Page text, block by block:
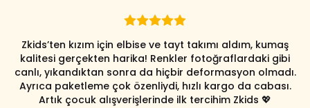
Zkids’ten kızım için elbise ve tayt takımı aldım, kumaş
kalitesi gerçekten harika! Renkler fotoğraflardaki gibi
canlı, yıkandıktan sonra da hiçbir deformasyon olmadı.
Ayrıca paketleme çok özenliydi, hızlı kargo da cabası.
Artık çocuk alışverişlerinde ilk tercihim Zkids 💖